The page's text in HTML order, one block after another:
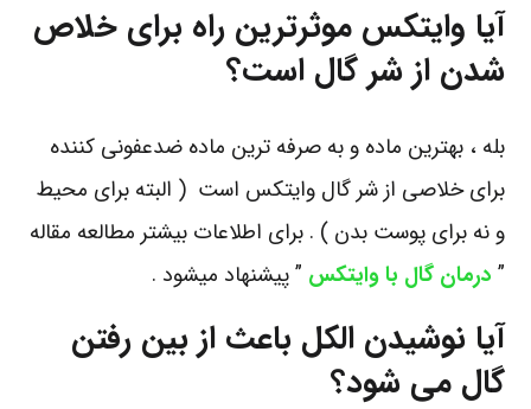
آیا وایتکس موثرترین راه برای خلاص
شدن از شر گال است؟
بله ، بهترین ماده و به صرفه ترین ماده ضدعفونی کننده
برای خلاصی از شر گال وایتکس است ( البته برای محیط
و نه برای پوست بدن ) . برای اطلاعات بیشتر مطالعه مقاله
” درمان گال با وایتکس ” پیشنهاد میشود .
آیا نوشیدن الکل باعث از بین رفتن
گال می شود؟